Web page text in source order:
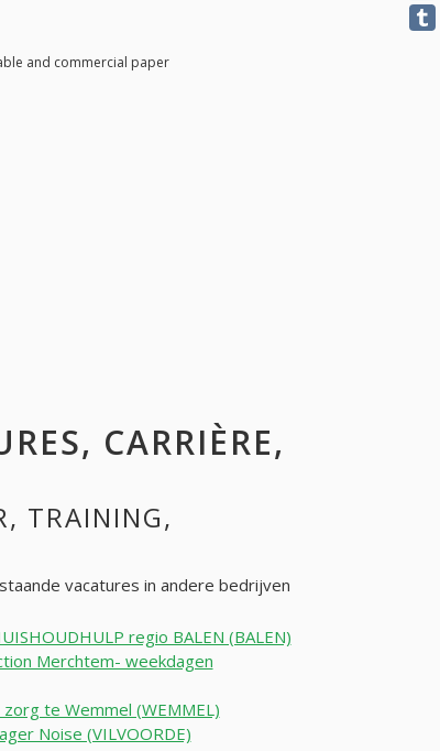
and commercial paper
CARRIÈRE,
TRAINING,
vacatures in andere bedrijven
regio BALEN (BALEN)
Merchtem- weekdagen
te Wemmel (WEMMEL)
Noise (VILVOORDE)